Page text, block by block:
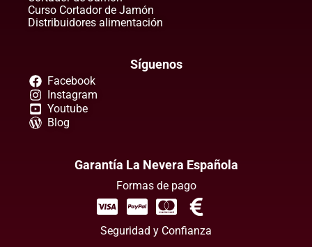
Curso Cortador de Jamón
Distribuidores alimentación
Síguenos
Facebook
Instagram
Youtube
Blog
Garantía La Nevera Española
Formas de pago
Seguridad y Confianza